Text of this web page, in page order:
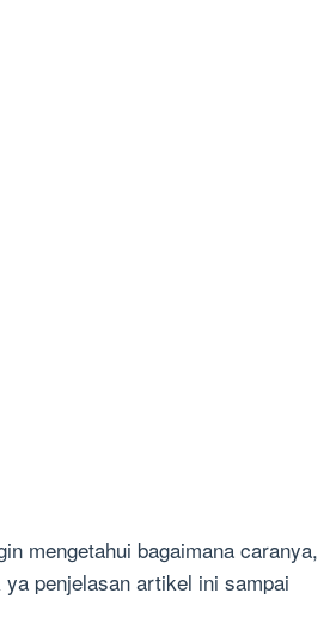
mengetahui bagaimana caranya,
penjelasan artikel ini sampai